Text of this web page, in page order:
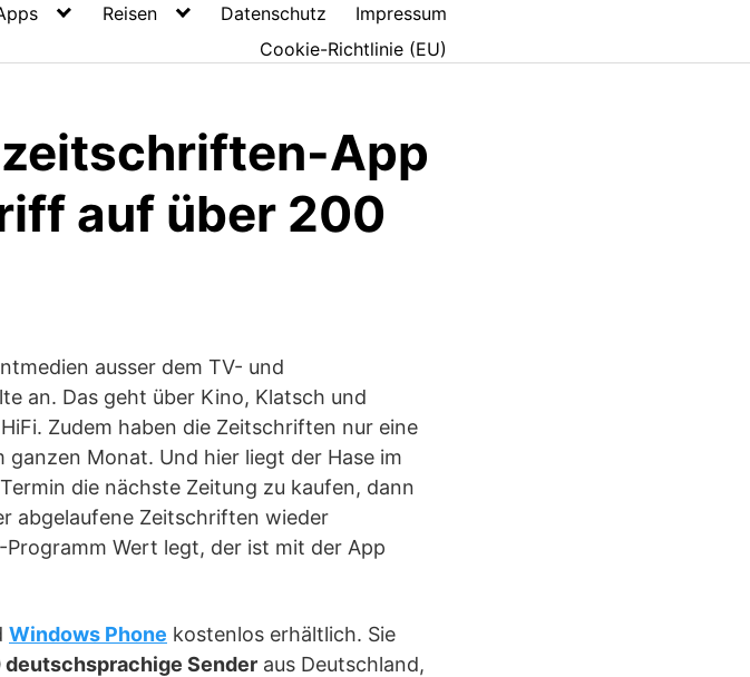
Reisen Datenschutz
Impressum
Cookie-Richtlinie (EU)
App
auf über 200
ausser dem TV- und
an. Das geht über Kino, Klatsch und
Zudem haben die Zeitschriften nur eine
ganzen Monat. Und hier liegt der Hase im
die nächste Zeitung zu kaufen, dann
abgelaufene Zeitschriften wieder
Wert legt, der ist mit der App
Windows Phone kostenlos erhältlich. Sie
deutschsprachige Sender aus Deutschland,